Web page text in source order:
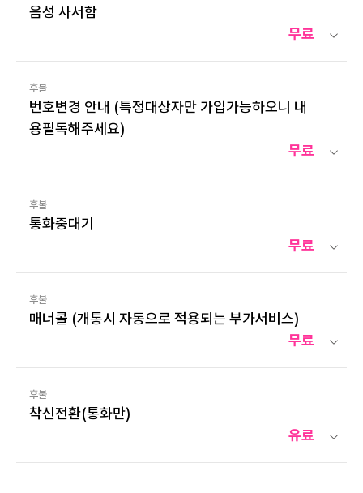
음성 사서함
무료
후불
번호변경 안내 (특정대상자만 가입가능하오니 내
용필독해주세요)
무료
후불
통화중대기
무료
후불
매너콜 (개통시 자동으로 적용되는 부가서비스)
무료
후불
착신전환(통화만)
유료